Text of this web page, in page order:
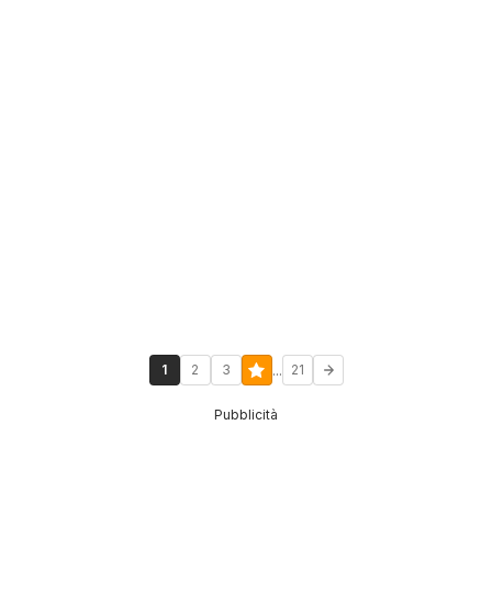
1 2 3 ... 21
Pubblicità